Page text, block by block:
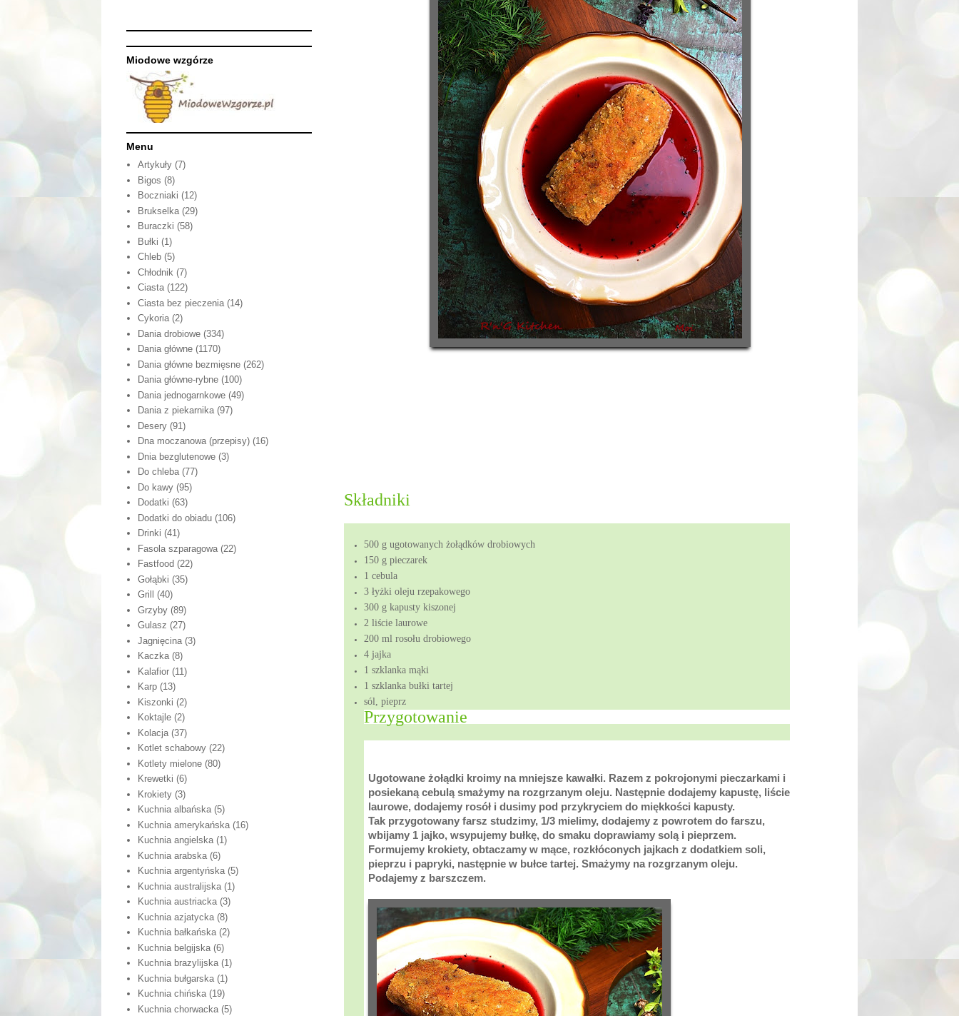
Składniki
500 g ugotowanych żołądków drobiowych
150 g pieczarek
1 cebula
3 łyżki oleju rzepakowego
300 g kapusty kiszonej
2 liście laurowe
200 ml rosołu drobiowego
4 jajka
1 szklanka mąki
1 szklanka bułki tartej
sól, pieprz
Przygotowanie
Ugotowane żołądki kroimy na mniejsze kawałki. Razem z pokrojonymi pieczarkami i
posiekaną cebulą smażymy na rozgrzanym oleju. Następnie dodajemy kapustę, liście
laurowe, dodajemy rosół i dusimy pod przykryciem do miękkości kapusty.
Tak przygotowany farsz studzimy, 1/3 mielimy, dodajemy z powrotem do farszu,
wbijamy 1 jajko, wsypujemy bułkę, do smaku doprawiamy solą i pieprzem.
Formujemy krokiety, obtaczamy w mące, rozkłóconych jajkach z dodatkiem soli,
pieprzu i papryki, następnie w bułce tartej. Smażymy na rozgrzanym oleju.
Podajemy z barszczem.
Miodowe wzgórze
Menu
Artykuły (7)
Bigos (8)
Boczniaki (12)
Brukselka (29)
Buraczki (58)
Bułki (1)
Chleb (5)
Chłodnik (7)
Ciasta (122)
Ciasta bez pieczenia (14)
Cykoria (2)
Dania drobiowe (334)
Dania główne (1170)
Dania główne bezmięsne (262)
Dania główne-rybne (100)
Dania jednogarnkowe (49)
Dania z piekarnika (97)
Desery (91)
Dna moczanowa (przepisy) (16)
Dnia bezglutenowe (3)
Do chleba (77)
Do kawy (95)
Dodatki (63)
Dodatki do obiadu (106)
Drinki (41)
Fasola szparagowa (22)
Fastfood (22)
Gołąbki (35)
Grill
(40)
Grzyby (89)
Gulasz (27)
Jagnięcina (3)
Kaczka (8)
Kalafior (11)
Karp (13)
Kiszonki (2)
Koktajle (2)
Kolacja (37)
Kotlet schabowy (22)
Kotlety mielone (80)
Krewetki (6)
Krokiety (3)
Kuchnia albańska (5)
Kuchnia amerykańska (16)
Kuchnia angielska (1)
Kuchnia arabska (6)
Kuchnia argentyńska (5)
Kuchnia australijska (1)
Kuchnia austriacka (3)
Kuchnia azjatycka (8)
Kuchnia bałkańska (2)
Kuchnia belgijska (6)
Kuchnia brazylijska (1)
Kuchnia bułgarska (1)
Kuchnia chińska (19)
Kuchnia chorwacka (5)